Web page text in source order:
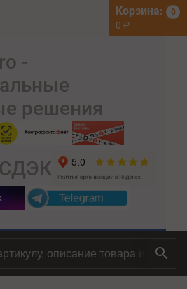
Корзина: 0
0 ₽